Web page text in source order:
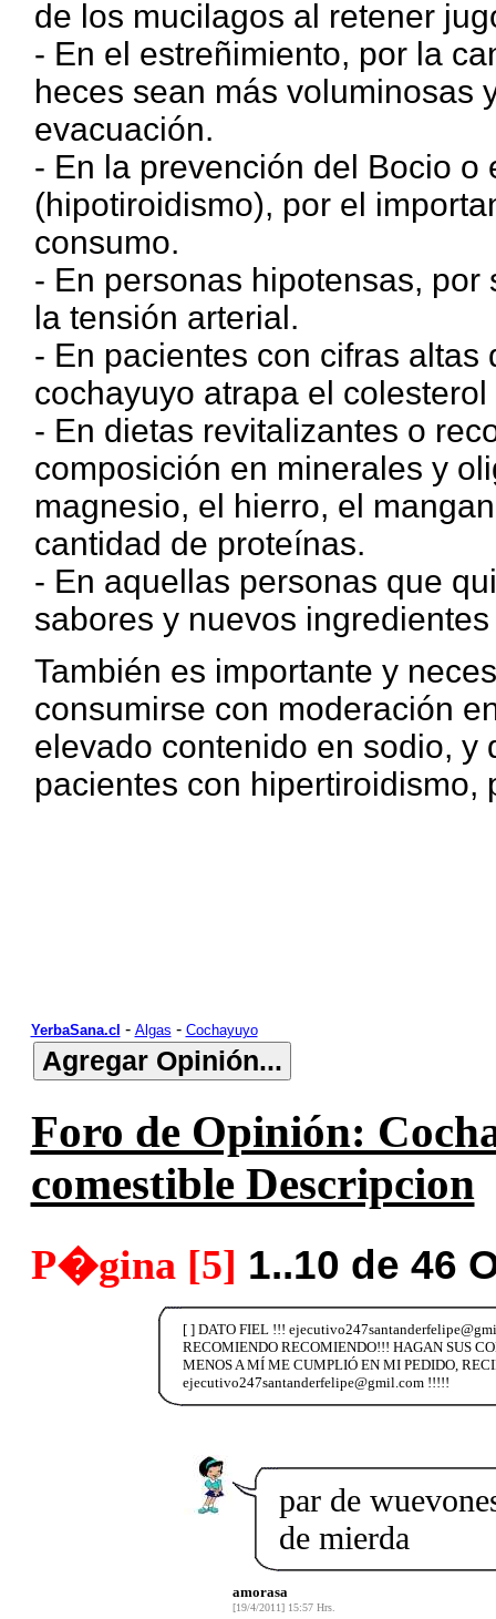
de los mucilagos al retener
- En el estreñimiento, por la
heces sean más voluminosas
evacuación.
- En la prevención del Bocio
(hipotiroidismo), por el
consumo.
- En personas hipotensas,
la tensión arterial.
- En pacientes con cifras
cochayuyo atrapa el
- En dietas revitalizantes o
composición en minerales y
magnesio, el hierro, el
cantidad de proteínas.
- En aquellas personas que
sabores y nuevos
También es importante y
consumirse con moderación
elevado contenido en sodio, y
pacientes con hipertiroidismo,
YerbaSana.cl - Algas - Cochayuyo
Foro de Opinión:
comestible Descripcion
P�gina [5] 1..10 de 46
[ ] DATO FIEL !!!
RECOMIENDO RECOMIENDO!!! HAGAN SUS
MENOS A MÍ ME CUMPLIÓ EN MI PEDIDO,
ejecutivo247santanderfelipe@gmil.com !!!!!
par de
de mierda
amorasa
[19/4/2011] 15:57 Hrs.